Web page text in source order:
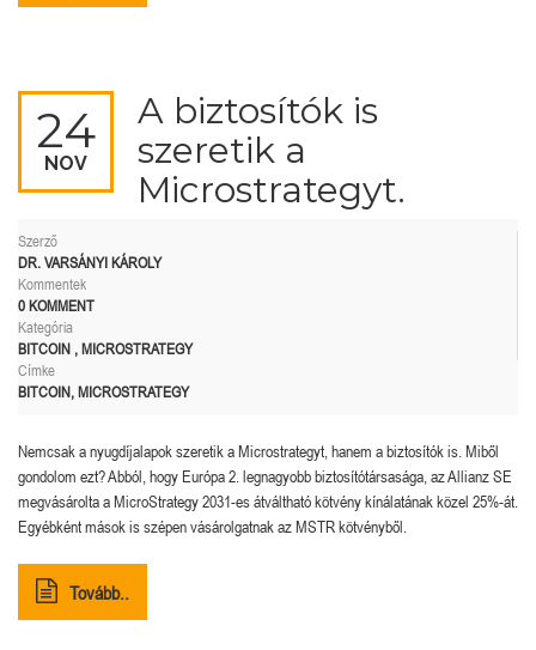
24
NOV
A biztosítók is
szeretik a
Microstrategyt.
Szerző
DR. VARSÁNYI KÁROLY
Kommentek
0 KOMMENT
Kategória
BITCOIN , MICROSTRATEGY
Címke
BITCOIN, MICROSTRATEGY
Nemcsak a nyugdíjalapok szeretik a Microstrategyt, hanem a biztosítók is. Miből
gondolom ezt? Abból, hogy Európa 2. legnagyobb biztosítótársasága, az Allianz SE
megvásárolta a MicroStrategy 2031-es átváltható kötvény kínálatának közel 25%-át.
Egyébként mások is szépen vásárolgatnak az MSTR kötvényből.
Tovább..